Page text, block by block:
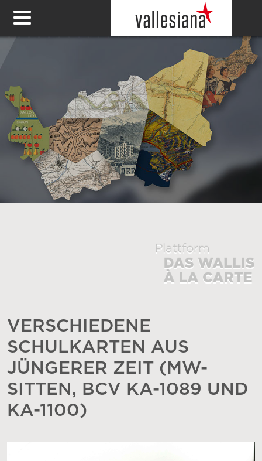
VERSCHIEDENE
SCHULKARTEN AUS
JÜNGERER ZEIT (MW-
SITTEN, BCV KA-1089 UND
KA-1100)